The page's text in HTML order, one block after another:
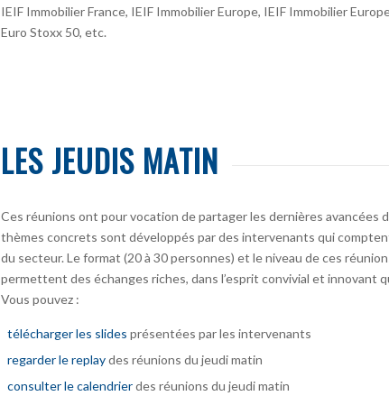
IEIF Immobilier France, IEIF Immobilier Europe, IEIF Immobilier
Euro Stoxx 50, etc.
LES JEUDIS MATIN
Ces réunions ont pour vocation de partager les dernières avancées
thèmes concrets sont développés par des intervenants qui
du secteur. Le format (20 à 30 personnes) et le niveau de ces
permettent des échanges riches, dans l’esprit convivial et innovant
Vous pouvez :
téléchargerles slides présentées par les intervenants
regarder le replaydes réunions du jeudi matin
consulter le calendrierdes réunions du jeudi matin